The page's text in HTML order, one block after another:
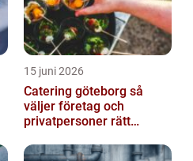
15 juni 2026
Catering göteborg så
väljer företag och
privatpersoner rätt